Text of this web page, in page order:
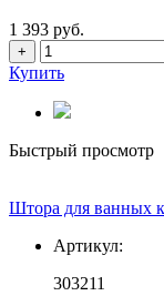
1 393 руб.
+
Купить
Быстрый просмотр
Штора для ванных
Артикул:
303211